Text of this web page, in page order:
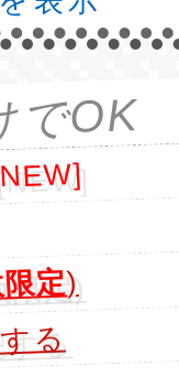
でOK
定)
る